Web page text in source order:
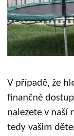
V případě, že
finančně
nalezete v naší
tedy vašim